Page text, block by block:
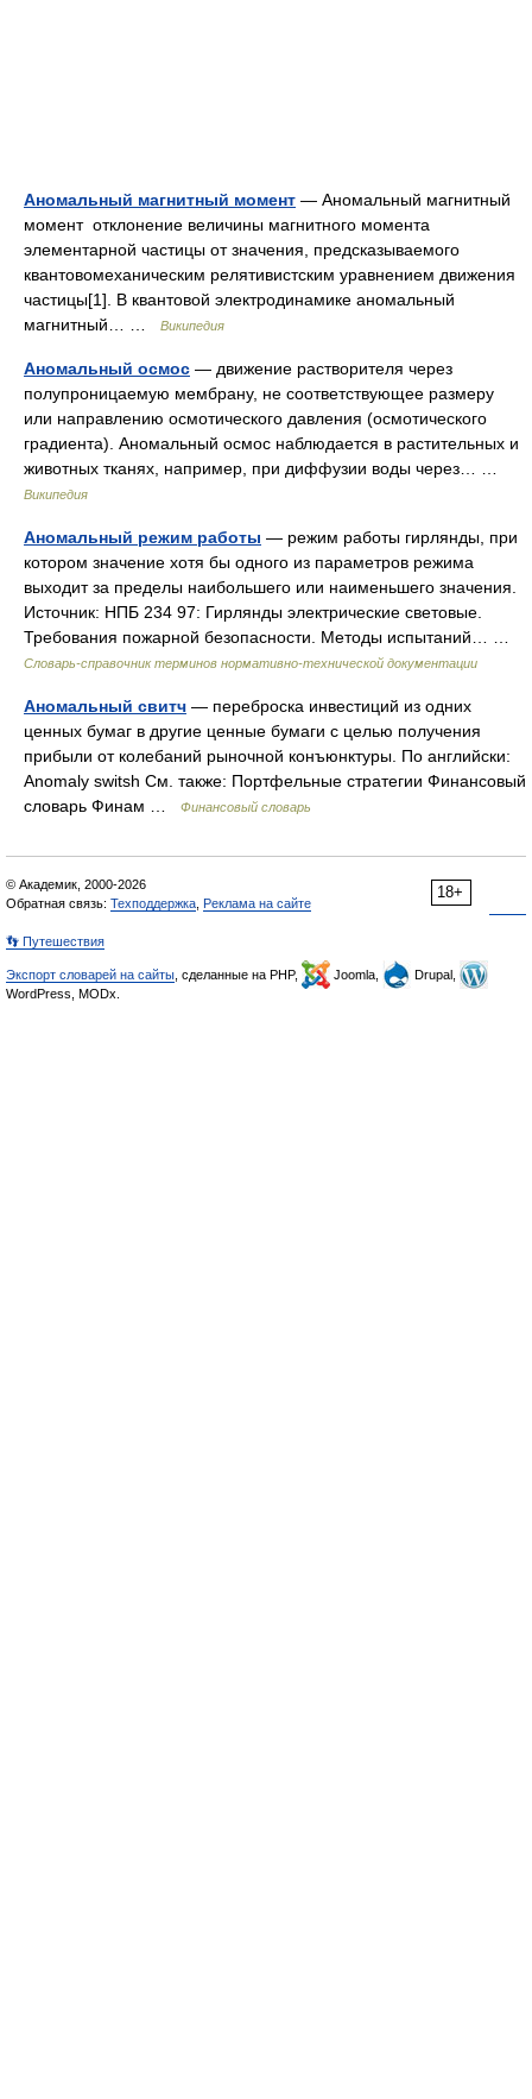
Аномальный магнитный момент — Аномальный магнитный
момент отклонение величины магнитного момента
элементарной частицы от значения, предсказываемого
квантовомеханическим релятивистским уравнением движения
частицы[1]. В квантовой электродинамике аномальный
магнитный… …
Википедия
Аномальный осмос — движение растворителя через
полупроницаемую мембрану, не соответствующее размеру
или направлению осмотического давления (осмотического
градиента). Аномальный осмос наблюдается в растительных и
животных тканях, например, при диффузии воды через… …
Википедия
Аномальный режим работы — режим работы гирлянды, при
котором значение хотя бы одного из параметров режима
выходит за пределы наибольшего или наименьшего значения.
Источник: НПБ 234 97: Гирлянды электрические световые.
Требования пожарной безопасности. Методы испытаний… …
Словарь-справочник терминов нормативно-технической документации
Аномальный свитч — переброска инвестиций из одних
ценных бумаг в другие ценные бумаги с целью получения
прибыли от колебаний рыночной конъюнктуры. По английски:
Anomaly switsh См. также: Портфельные стратегии Финансовый
словарь Финам …
Финансовый словарь
18+
© Академик, 2000-2026
Обратная связь: Техподдержка Реклама на сайте
👣 Путешествия
Экспорт словарей на сайты , сделанные на PHP, Joomla,
Drupal,
WordPress, MODx.